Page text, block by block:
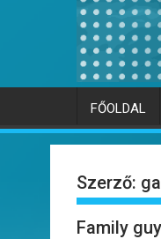
FŐOLDAL
Szerző:
Family